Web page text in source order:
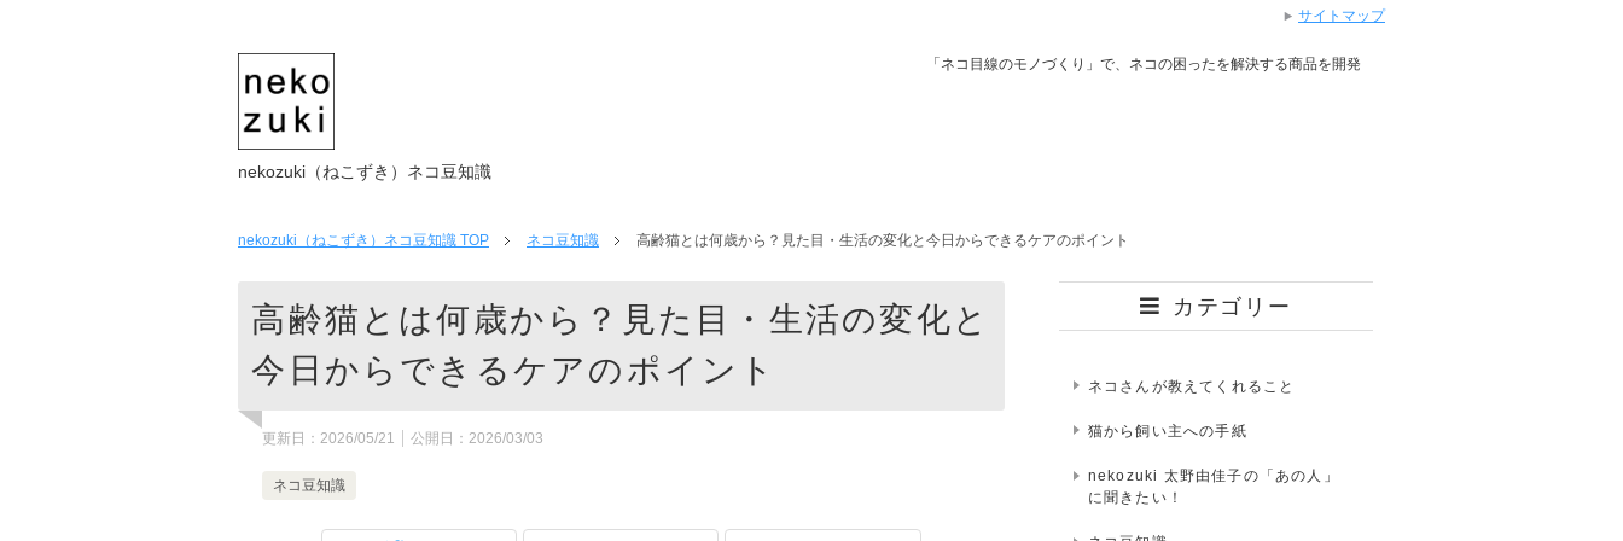
nekozuki（ねこずき）ネコ豆知識
サイトマップ
「ネコ目線のモノづくり」で、ネコの困ったを解決する商品を開発
nekozuki（ねこずき）ネコ豆知識 TOP ネコ豆知識 高齢猫とは何歳から？見た目・生活の変化と今日からできるケアのポイント
高齢猫とは何歳から？見た目・生活の変化と
今日からできるケアのポイント
更新日： 2026/05/21 公開日： 2026/03/03
ネコ豆知識
カテゴリー
ネコさんが教えてくれること
猫から飼い主への手紙
nekozuki 太野由佳子の「あの人」
に聞きたい！